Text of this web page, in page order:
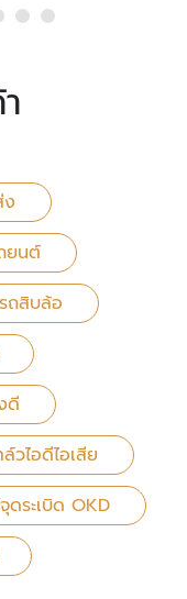
ง
ยนต์
ถสิบล้อ
ดี
ล์วไอดีไอเสีย
ดระเบิด OKD